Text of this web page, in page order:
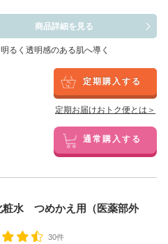
商品詳細を見る
るく透明感のある肌へ導く
定期購入する
定期お届けおトク便とは＞
通常購入する
粧水 つめかえ用（医薬部外
30件